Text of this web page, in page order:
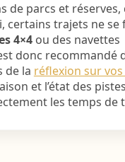
de parcs et réserves,
certains trajets ne se
4×4ou des navettes
donc recommandé
de la réflexion sur
et l’état des pistes
les temps de